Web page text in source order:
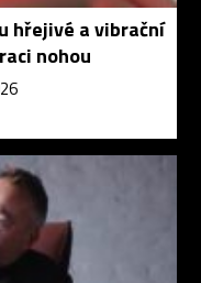
hřejivé a vibrační
nohou